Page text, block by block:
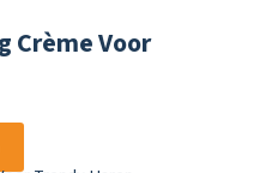
Crème Voor